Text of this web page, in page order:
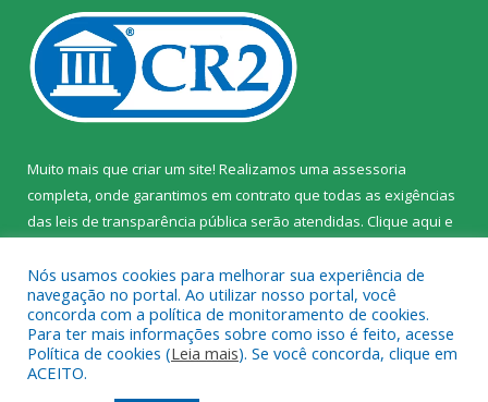
Muito mais que criar um site! Realizamos uma assessoria
completa, onde garantimos em contrato que todas as exigências
das leis de transparência pública serão atendidas. Clique aqui e
Todos os direitos reservados ao Instituto de Santa Cruz do Arari.
Nós usamos cookies para melhorar sua experiência de
navegação no portal. Ao utilizar nosso portal, você
concorda com a política de monitoramento de cookies.
Para ter mais informações sobre como isso é feito, acesse
Política de cookies (Leia mais). Se você concorda, clique em
ACEITO.